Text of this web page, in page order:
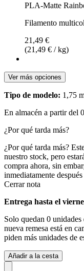
PLA-Matte
Filamento
21,49 €
(21,49 € / kg)
Ver más opciones
Tipo de modelo: 1,75
En almacén a partir del
¿Por qué tarda más?
¿Por qué tarda más?
nuestro stock, pero
compra ahora, sin
inmediatamente
Cerrar nota
Entrega hasta el
Solo quedan 0 unidades
nueva remesa está en
piden más unidades de
Añadir a la cesta